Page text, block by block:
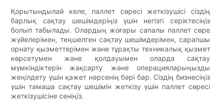
Қорытындылай келе, паллет сөресі жеткізушісі сіздің
барлық сақтау шешімдеріңіз үшін негізгі серіктесіңіз
болып табылады. Олардың жоғары сапалы паллет сөре
жүйелерімен, теңшелген сақтау шешімдерімен, сарапшы
орнату қызметтерімен және тұрақты техникалық қызмет
көрсетумен және қолдауымен оларда сақтау
мүмкіндіктерін жақсарту және операцияларыңызды
жеңілдету үшін қажет нәрсенің бәрі бар. Сіздің бизнесіңіз
үшін тамаша сақтау шешімін жеткізу үшін паллет сөресі
жеткізушісіне сеніңіз.